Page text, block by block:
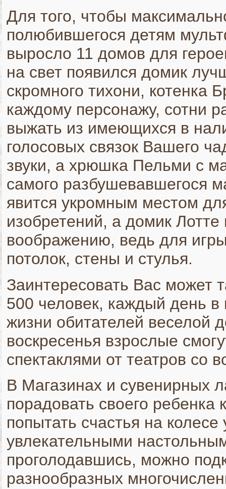
Для того, чтобы
полюбившегося детям
выросло 11 домов для
на свет появился домик
скромного тихони, котенка
каждому персонажу, сотни
выжать из имеющихся в
голосовых связок Вашего
звуки, а хрюшка Пельми с
самого разбушевавшегося
явится укромным местом
изобретений, а домик
воображению, ведь для
потолок, стены и стулья.
Заинтересовать Вас может
500 человек, каждый день
жизни обитателей веселой
воскресенья взрослые
спектаклями от театров со
В Магазинах и сувенирных
порадовать своего
попытать счастья на колесе
увлекательными
проголодавшись, можно
разнообразных